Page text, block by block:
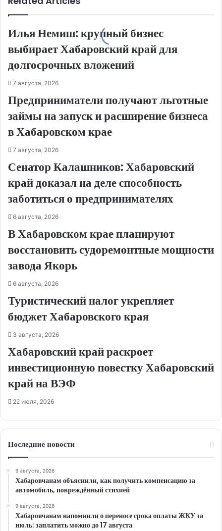
Илья Немиш: крупный бизнес
выбирает Хабаровский край для
долгосрочных вложений
7 августа, 2026
Предприниматели получают льготные
займы на запуск и расширение бизнеса
в Хабаровском крае
7 августа, 2026
Сенатор Калашников: Хабаровский
край доказал на деле способность
заботиться о предпринимателях
6 августа, 2026
В Хабаровском крае планируют
восстановить судоремонтные мощности
завода Якорь
6 августа, 2026
Туристический налог укрепляет
бюджет Хабаровского края
3 августа, 2026
Хабаровский край раскроет
инвестиционную повестку Хабаровский
край на ВЭФ
22 июля, 2026
Последние новости
9 августа, 2026
Хабаровчанам объяснили, как получить компенсацию за
автомобиль, повреждённый стихией
9 августа, 2026
Хабаровчанам напомнили о переносе срока оплаты ЖКУ за
июль: заплатить можно до 17 августа